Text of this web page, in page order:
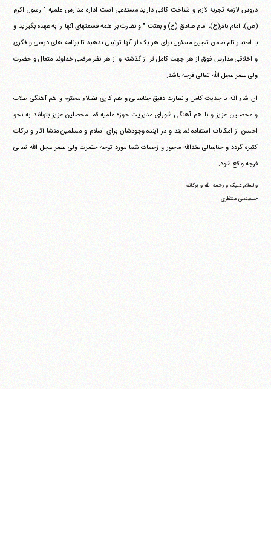
دروس لازمه تجربه لازم و شناخت کافی دارید مستدعی است اداره مدارس علمیه " رسول اکرم
(ص)، امام باقر(ع)، امام صادق (ع) و بعثت " و نظارت بر همه قسمتهای آنها را به عهده بگیرید و
با اختیار تام ضمن تعیین مسئول برای هر یک از آنها ترتیبی بدهید تا برنامه های درسی و فکری
و اخلاقی مدارس فوق از هر جهت کامل تر از گذشته و از هر نظر مرضی خداوند متعال و حضرت
ولی عصر عجل الله تعالی فرجه باشد.
ان شاء الله با جدیت کامل و نظارت دقیق جنابعالی و هم کاری فضلاء محترم و هم آهنگی طلاب
و محصلین عزیز و با هم آهنگی شورای مدیریت حوزه علمیه قم، محصلین عزیز بتوانند به نحو
احسن از امکانات استفاده نمایند و در آینده وجودشان برای اسلام و مسلمین منشا آثار و برکات
کثیره گردد و جنابعالی عندالله ماجور و زحمات شما مورد توجه حضرت ولی عصر عجل الله تعالی
فرجه واقع شود.
والسلام علیکم و رحمه الله و برکاته
حسینعلی منتظری